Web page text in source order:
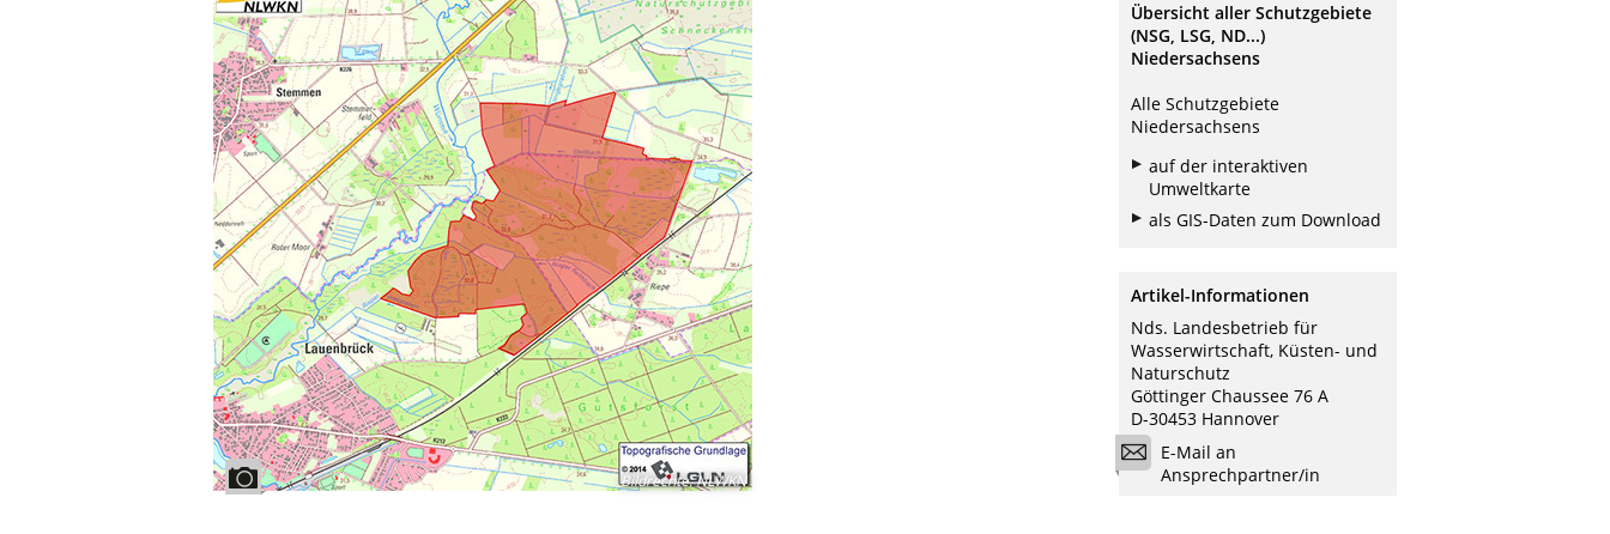
Bildrechte:NLWKN
Übersicht aller Schutzgebiete
(NSG, LSG, ND...)
Niedersachsens
Alle Schutzgebiete
Niedersachsens
auf der interaktiven
Umweltkarte
als GIS-Daten zum Download
Artikel-Informationen
Nds. Landesbetrieb für
Wasserwirtschaft, Küsten- und
Naturschutz
Göttinger Chaussee 76 A
D-30453 Hannover
E-Mail an
Ansprechpartner/in